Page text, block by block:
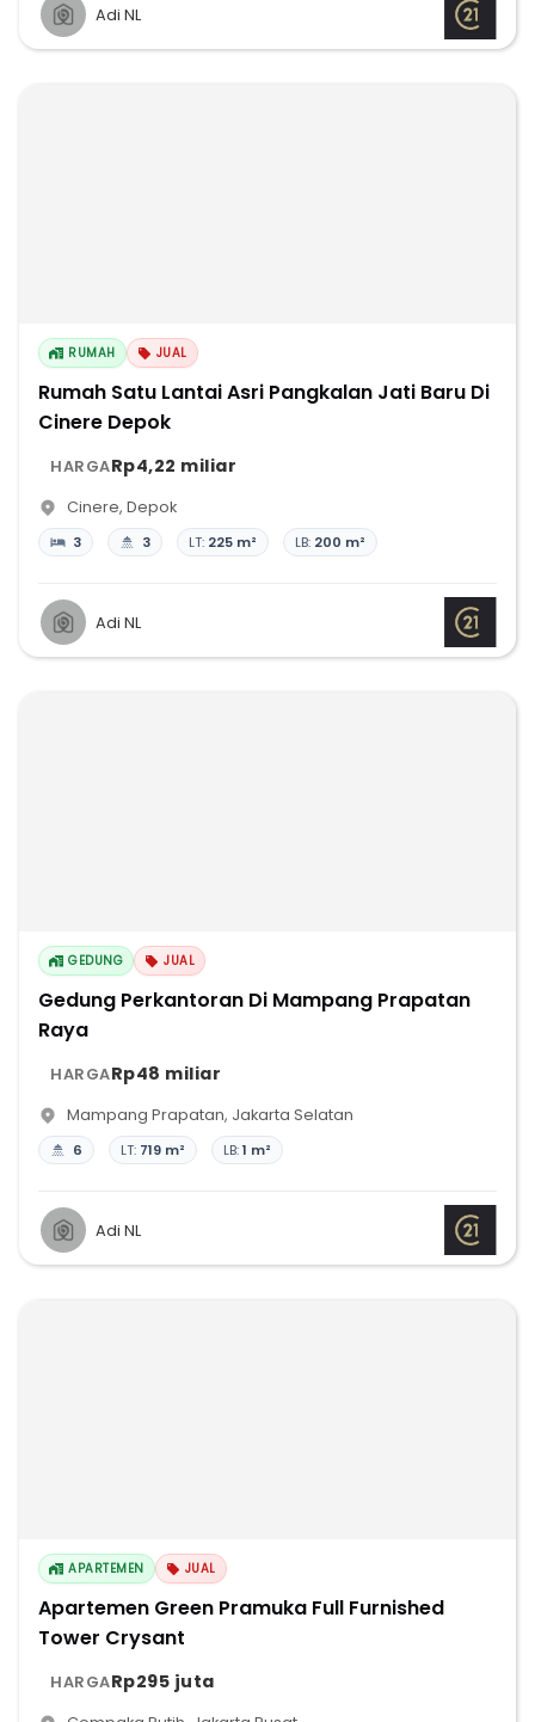
Adi NL
RUMAH JUAL
Rumah Satu Lantai Asri Pangkalan Jati Baru Di
Cinere Depok
HARGARp4,22 miliar
Cinere, Depok
3 3 LT: 225 m² LB: 200 m²
Adi NL
GEDUNG JUAL
Gedung Perkantoran Di Mampang Prapatan
Raya
HARGARp48 miliar
Mampang Prapatan, Jakarta Selatan
6 LT: 719 m² LB:1 m²
Adi NL
APARTEMEN JUAL
Apartemen Green Pramuka Full Furnished
Tower Crysant
HARGARp295 juta